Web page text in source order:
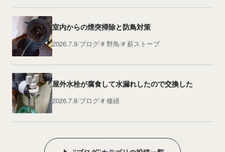
室内からの煙突掃除と防鳥対策
2026.7.9 ブログ 野鳥 薪ストーブ
屋外水栓が腐食して水漏れしたので交換した
2026.7.8 ブログ 修繕